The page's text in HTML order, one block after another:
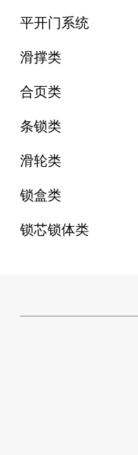
平开门系统
滑撑类
合页类
条锁类
滑轮类
锁盒类
锁芯锁体类